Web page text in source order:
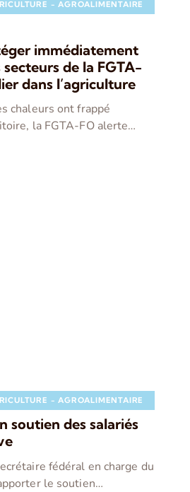
- AGROALIMENTAIRE
immédiatement
secteurs de la FGTA-
dans l’agriculture
chaleurs ont frappé
la FGTA-FO alerte…
- AGROALIMENTAIRE
soutien des salariés
fédéral en charge du
le soutien…